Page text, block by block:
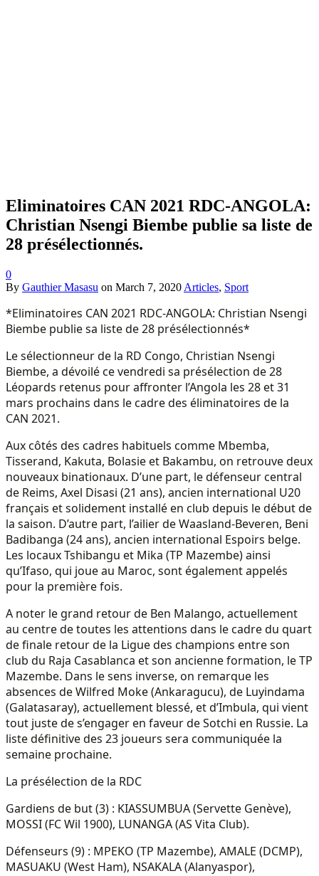
Eliminatoires CAN 2021 RDC-ANGOLA:
Christian Nsengi Biembe publie sa liste de
28 présélectionnés.
0
By Gauthier Masasu on March 7, 2020 Articles, Sport
*Eliminatoires CAN 2021 RDC-ANGOLA: Christian Nsengi
Biembe publie sa liste de 28 présélectionnés*
Le sélectionneur de la RD Congo, Christian Nsengi
Biembe, a dévoilé ce vendredi sa présélection de 28
Léopards retenus pour affronter l’Angola les 28 et 31
mars prochains dans le cadre des éliminatoires de la
CAN 2021.
Aux côtés des cadres habituels comme Mbemba,
Tisserand, Kakuta, Bolasie et Bakambu, on retrouve deux
nouveaux binationaux. D’une part, le défenseur central
de Reims, Axel Disasi (21 ans), ancien international U20
français et solidement installé en club depuis le début de
la saison. D’autre part, l’ailier de Waasland-Beveren, Beni
Badibanga (24 ans), ancien international Espoirs belge.
Les locaux Tshibangu et Mika (TP Mazembe) ainsi
qu’Ifaso, qui joue au Maroc, sont également appelés
pour la première fois.
A noter le grand retour de Ben Malango, actuellement
au centre de toutes les attentions dans le cadre du quart
de finale retour de la Ligue des champions entre son
club du Raja Casablanca et son ancienne formation, le TP
Mazembe. Dans le sens inverse, on remarque les
absences de Wilfred Moke (Ankaragucu), de Luyindama
(Galatasaray), actuellement blessé, et d’Imbula, qui vient
tout juste de s’engager en faveur de Sotchi en Russie. La
liste définitive des 23 joueurs sera communiquée la
semaine prochaine.
La présélection de la RDC
Gardiens de but (3) : KIASSUMBUA (Servette Genève),
MOSSI (FC Wil 1900), LUNANGA (AS Vita Club).
Défenseurs (9) : MPEKO (TP Mazembe), AMALE (DCMP),
MASUAKU (West Ham), NSAKALA (Alanyaspor),